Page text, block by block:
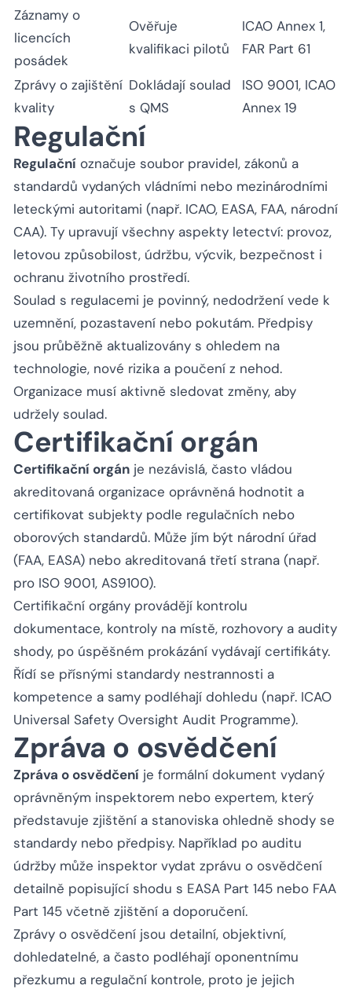
Záznamy o
licencích
posádek
Ověřuje
kvalifikaci pilotů
ICAO Annex 1,
FAR Part 61
Zprávy o zajištění
kvality
Dokládají soulad
s QMS
ISO 9001, ICAO
Annex 19
Regulační
Regulační označuje soubor pravidel, zákonů a
standardů vydaných vládními nebo mezinárodními
leteckými autoritami (např. ICAO, EASA, FAA, národní
CAA). Ty upravují všechny aspekty letectví: provoz,
letovou způsobilost, údržbu, výcvik, bezpečnost i
ochranu životního prostředí.
Soulad s regulacemi je povinný, nedodržení vede k
uzemnění, pozastavení nebo pokutám. Předpisy
jsou průběžně aktualizovány s ohledem na
technologie, nové rizika a poučení z nehod.
Organizace musí aktivně sledovat změny, aby
udržely soulad.
Certifikační orgán
Certifikační orgán je nezávislá, často vládou
akreditovaná organizace oprávněná hodnotit a
certifikovat subjekty podle regulačních nebo
oborových standardů. Může jím být národní úřad
(FAA, EASA) nebo akreditovaná třetí strana (např.
pro ISO 9001, AS9100).
Certifikační orgány provádějí kontrolu
dokumentace, kontroly na místě, rozhovory a audity
shody, po úspěšném prokázání vydávají certifikáty.
Řídí se přísnými standardy nestrannosti a
kompetence a samy podléhají dohledu (např. ICAO
Universal Safety Oversight Audit Programme).
Zpráva o osvědčení
Zpráva o osvědčení je formální dokument vydaný
oprávněným inspektorem nebo expertem, který
představuje zjištění a stanoviska ohledně shody se
standardy nebo předpisy. Například po auditu
údržby může inspektor vydat zprávu o osvědčení
detailně popisující shodu s EASA Part 145 nebo FAA
Part 145 včetně zjištění a doporučení.
Zprávy o osvědčení jsou detailní, objektivní,
dohledatelné, a často podléhají oponentnímu
přezkumu a regulační kontrole, proto je jejich